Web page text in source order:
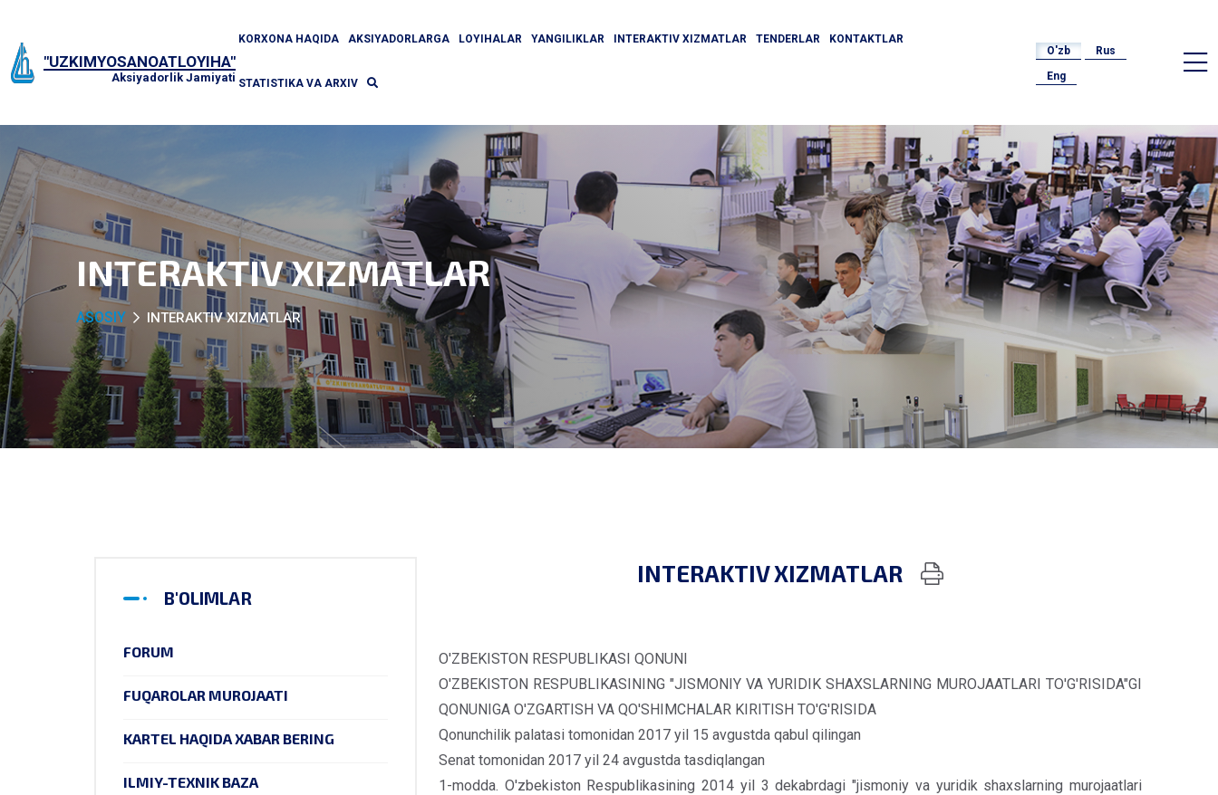
"UZKIMYOSANOATLOYIHA"
Aksiyadorlik Jamiyati
KORXONA HAQIDA AKSIYADORLARGA LOYIHALAR YANGILIKLAR INTERAKTIV XIZMATLAR TENDERLAR KONTAKTLAR
STATISTIKA VA ARXIV
O'zb
Rus
Eng
INTERAKTIV XIZMATLAR
ASOSIY INTERAKTIV XIZMATLAR
B'OLIMLAR
FORUM
FUQAROLAR MUROJAATI
KARTEL HAQIDA XABAR BERING
ILMIY-TEXNIK BAZA
INTERAKTIV XIZMATLAR
O'ZBEKISTON RESPUBLIKASI QONUNI
O'ZBEKISTON RESPUBLIKASINING "JISMONIY VA YURIDIK SHAXSLARNING MUROJAATLARI TO'G'RISIDA"GI
QONUNIGA O'ZGARTISH VA QO'SHIMCHALAR KIRITISH TO'G'RISIDA
Qonunchilik palatasi tomonidan 2017 yil 15 avgustda qabul qilingan
Senat tomonidan 2017 yil 24 avgustda tasdiqlangan
1-modda. O'zbekiston Respublikasining 2014 yil 3 dekabrdagi "jismoniy va yuridik shaxslarning murojaatlari